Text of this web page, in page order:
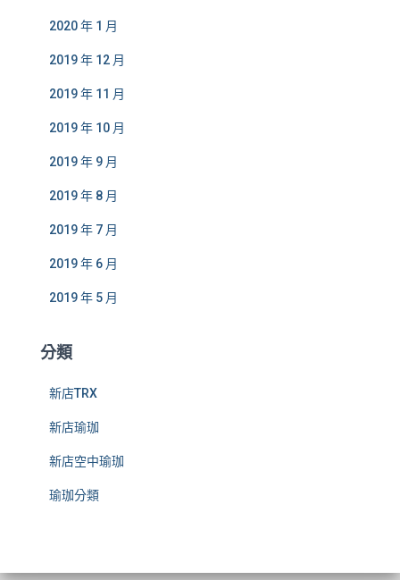
2020 年 1 月
2019 年 12 月
2019 年 11 月
2019 年 10 月
2019 年 9 月
2019 年 8 月
2019 年 7 月
2019 年 6 月
2019 年 5 月
分類
新店TRX
新店瑜珈
新店空中瑜珈
瑜珈分類